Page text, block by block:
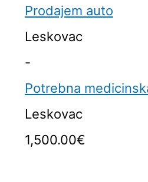
Prodajem auto
Leskovac
-
Potrebna
Leskovac
1,500.00€